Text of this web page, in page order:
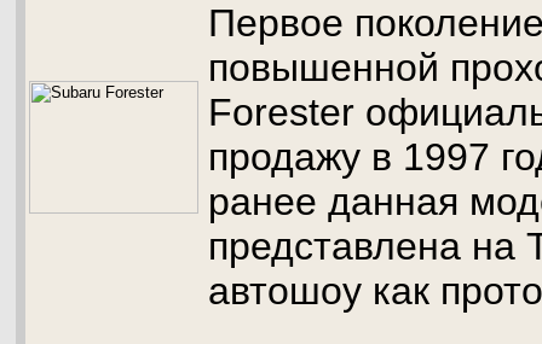
Первое
повышенной
Forester
продажу в 1997
ранее данная
представлена на
автошоу как